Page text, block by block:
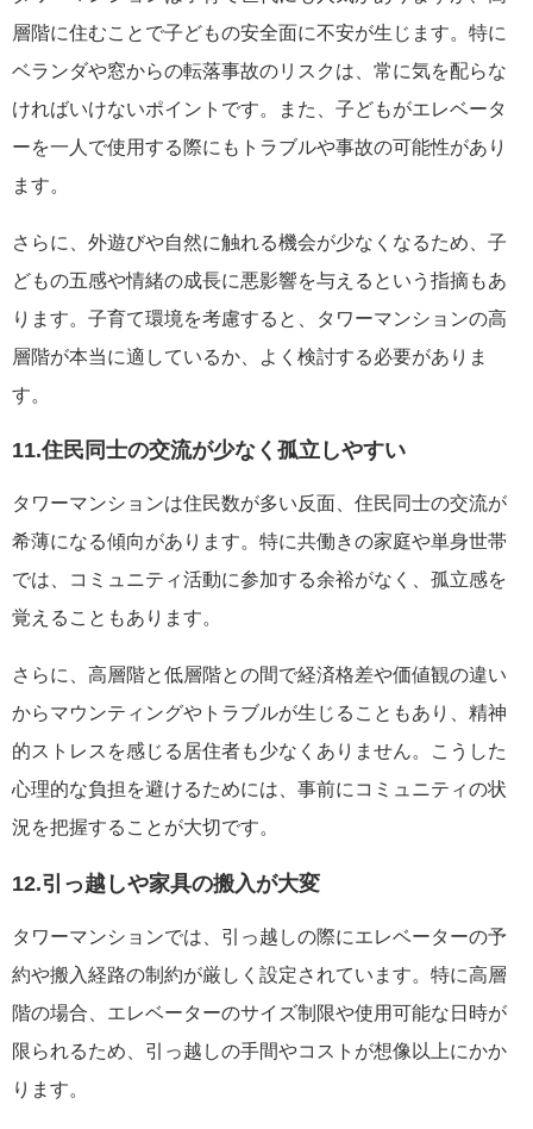
層階に住むことで子どもの安全面に不安が生じます。特に
ベランダや窓からの転落事故のリスクは、常に気を配らな
ければいけないポイントです。また、子どもがエレベータ
ーを一人で使用する際にもトラブルや事故の可能性があり
ます。
さらに、外遊びや自然に触れる機会が少なくなるため、子
どもの五感や情緒の成長に悪影響を与えるという指摘もあ
ります。子育て環境を考慮すると、タワーマンションの高
層階が本当に適しているか、よく検討する必要がありま
す。
11.住民同士の交流が少なく孤立しやすい
タワーマンションは住民数が多い反面、住民同士の交流が
希薄になる傾向があります。特に共働きの家庭や単身世帯
では、コミュニティ活動に参加する余裕がなく、孤立感を
覚えることもあります。
さらに、高層階と低層階との間で経済格差や価値観の違い
からマウンティングやトラブルが生じることもあり、精神
的ストレスを感じる居住者も少なくありません。こうした
心理的な負担を避けるためには、事前にコミュニティの状
況を把握することが大切です。
12.引っ越しや家具の搬入が大変
タワーマンションでは、引っ越しの際にエレベーターの予
約や搬入経路の制約が厳しく設定されています。特に高層
階の場合、エレベーターのサイズ制限や使用可能な日時が
限られるため、引っ越しの手間やコストが想像以上にかか
ります。